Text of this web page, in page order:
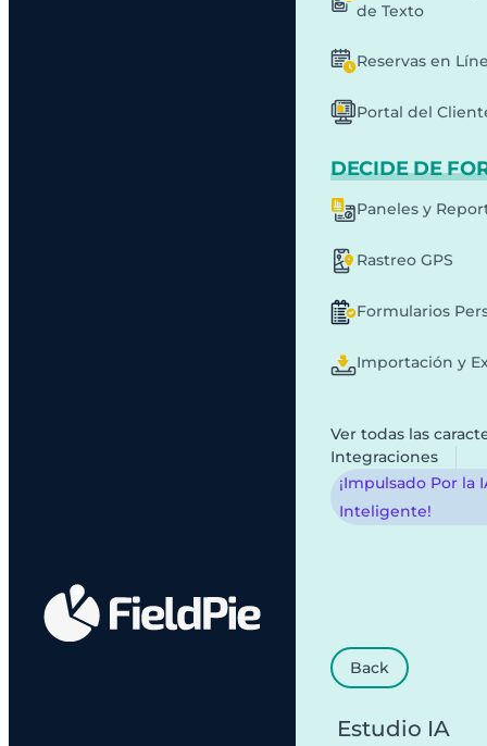
de Texto
Reservas en
Portal del
DECIDE DE
Paneles y
Rastreo GPS
Formularios
Importación y
Ver todas las
Integraciones
¡Impulsado Por la
Inteligente!
Back
Estudio IA